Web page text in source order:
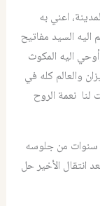
اعني به
السيد مفاتيح
اليه المكوث
والعالم كله في
نعمة الروح
سنوات من جلوسه
وبعد انتقال الأخير حل